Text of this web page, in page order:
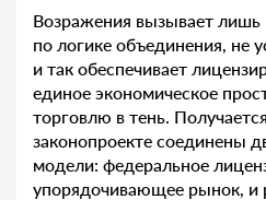
Возражения вызывает лишь
по логике объединения, не
и так обеспечивает
единое экономическое
торговлю в тень.
законопроекте соединены
модели: федеральное
упорядочивающее рынок, и